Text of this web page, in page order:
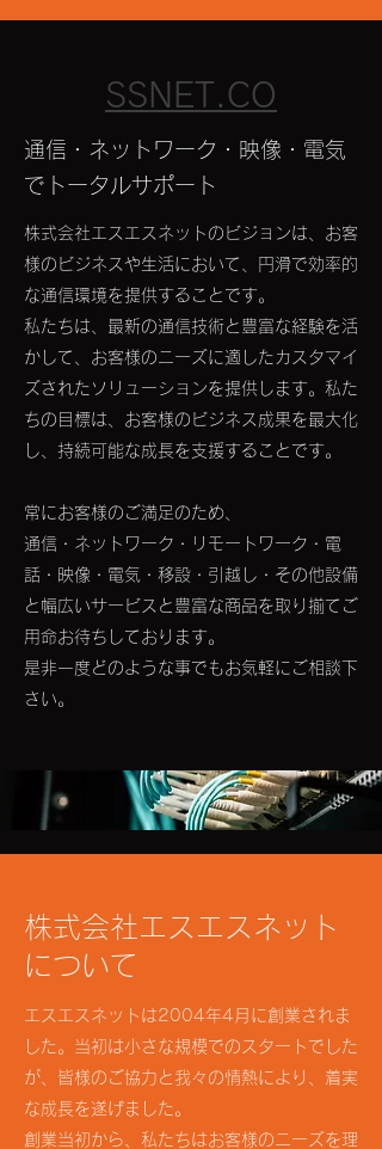
SSNET​.CO
​通信・ネットワーク・映像・電気
でトータルサポート
株式会社エスエスネットのビジョンは、お客
様のビジネスや生活において、円滑で効率的
な通信環境を提供することです。
私たちは、最新の通信技術と豊富な経験を活
かして、お客様のニーズに適したカスタマイ
ズされたソリューションを提供します。私た
ちの目標は、お客様のビジネス成果を最大化
し、持続可能な成長を支援することです。
常にお客様のご満足のため、
通信・ネットワーク・リモートワーク・電
話・映像・電気・移設・引越し・その他設備
と幅広いサービスと豊富な商品を取り揃てご
用命お待ちしております。
是非一度どのような事でもお気軽にご相談下
さい。
株式会社エスエスネット
について
エスエスネットは2004年4月に創業されま
した。当初は小さな規模でのスタートでした
が、皆様のご協力と我々の情熱により、着実
な成長を遂げました。
創業当初から、私たちはお客様のニーズを理